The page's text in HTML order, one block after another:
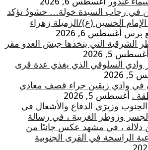
في رحاب السيدة خولة… حشودٌ تؤكد
الحسين (ع)/الزميلة زهراء
برس أغسطس 6, 2026
الشرقية التي يتخذها جيش العدو مقر
أغسطس 5, 2026
وادي السلوقي الذي يغذي عدة قرى
في وادي زبقين جراء قصف معادي
. أغسطس 5, 2026
وزيرَي الدفاع والأشغال في
وزوطر الغربية ، في رسالة
دلالة ، في مشهد عكس جانبًا من
الراسخة في القرى الجنوبية